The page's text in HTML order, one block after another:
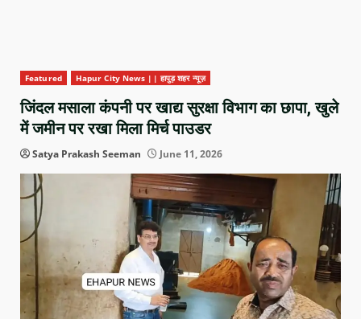
Featured Hapur City News || हापुड़ शहर न्यूज़
जिंदल मसाला कंपनी पर खाद्य सुरक्षा विभाग का छापा, खुले
में जमीन पर रखा मिला मिर्च पाउडर
Satya Prakash Seeman June 11, 2026